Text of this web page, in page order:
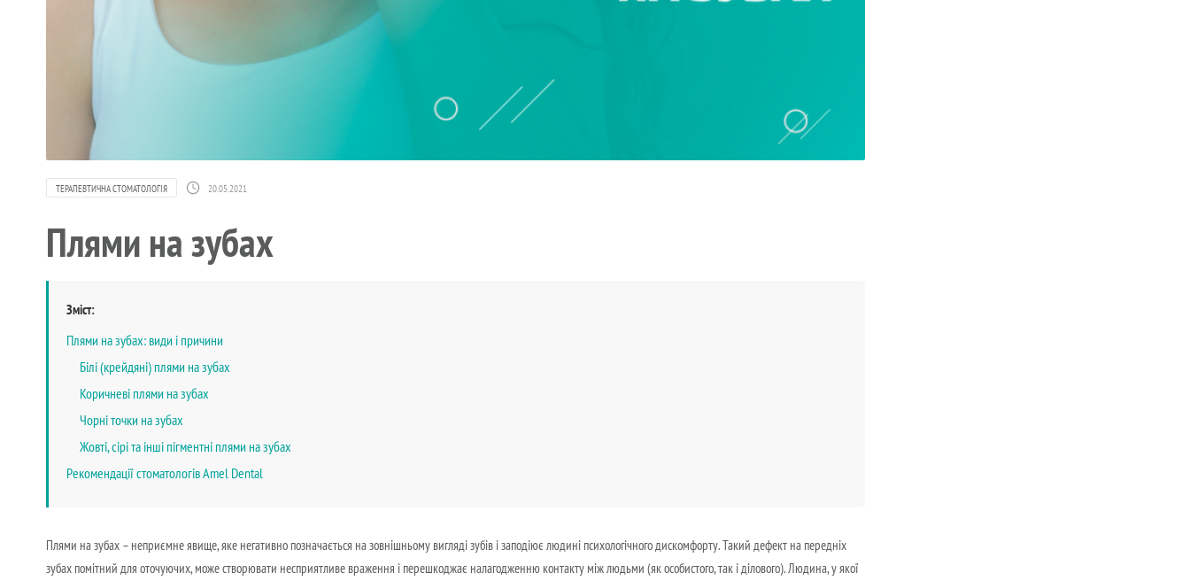
ТЕРАПЕВТИЧНА СТОМАТОЛОГІЯ 20.05.2021
Плями на зубах
Зміст:
Плями на зубах: види і причини
Білі (крейдяні) плями на зубах
Коричневі плями на зубах
Чорні точки на зубах
Жовті, сірі та інші пігментні плями на зубах
Рекомендації стоматологів Amel Dental
Плями на зубах – неприємне явище, яке негативно позначається на зовнішньому вигляді зубів і заподіює людині психологічного дискомфорту. Такий дефект на передніх
зубах помітний для оточуючих, може створювати несприятливе враження і перешкоджає налагодженню контакту між людьми (як особистого, так і ділового). Людина, у якої